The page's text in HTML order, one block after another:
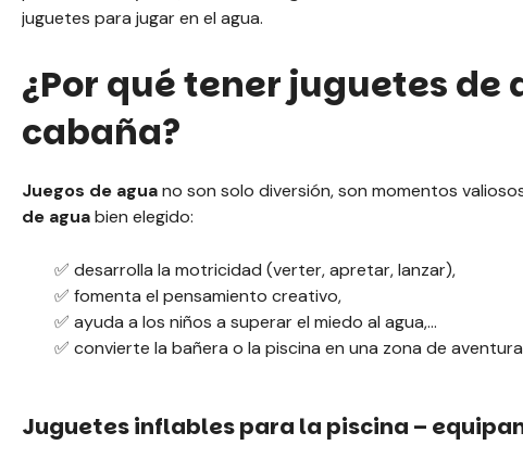
juguetes para jugar en el agua.
¿Por qué tener juguetes de
cabaña?
Juegos de aguano son solo diversión, son momentos
de aguabien elegido:
✅ desarrolla la motricidad (verter, apretar, lanzar),
✅ fomenta el pensamiento creativo,
✅ ayuda a los niños a superar el miedo al agua,
✅ convierte la bañera o la piscina en una zona de
Juguetes inflables para la piscina –